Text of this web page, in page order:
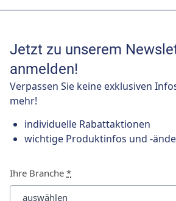
Jetzt zu unserem
anmelden!
Verpassen Sie keine exklusiven
mehr!
individuelle Rabattaktionen
wichtige Produktinfos und -
Ihre Branche *